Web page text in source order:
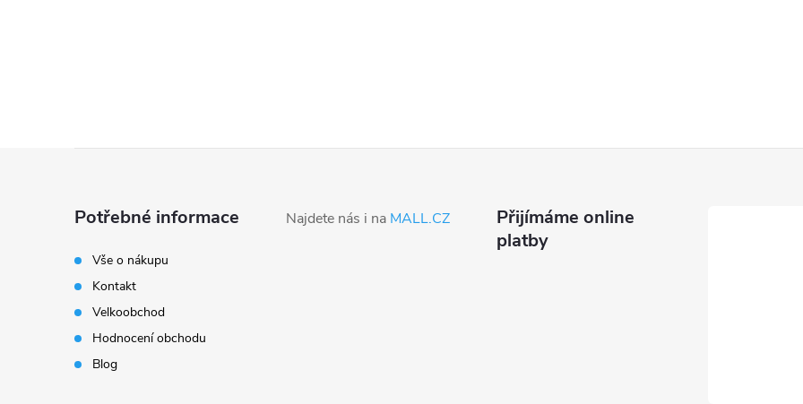
Potřebné informace
Vše o nákupu
Kontakt
Velkoobchod
Hodnocení obchodu
Blog
Najdete nás i na MALL.CZ
Přijímáme online
platby